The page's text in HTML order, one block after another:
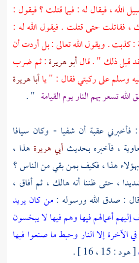
الله ، فيقال له : فيما قتلت ؟ فيقول :
، فقاتلت حتى قتلت . فيقول الله له :
كذبت . ويقول الله تعالى : بل أردت أن
قيل ذلك " . قالأبو هريرة: ثم ضرب
وسلم على ركبتي فقال : " ياأبا هريرة
تسعر بهم النار يوم القيامة " .
: فأخبرنيعقبةأن شفيا- وكان سيافا
، فأخبره بحديث أبي هريرة هذا ،
هذا ، فكيف بمن بقي من الناس ؟
، حتى ظننا أنه هالك ، ثم أفاق ،
: صدق الله ورسوله :من كان يريد
إليهم أعمالهم فيها وهم فيها لا يبخسون
الآخرة إلا النار وحبط ما صنعوا فيها
[ هود : 15 ، 16 ] .